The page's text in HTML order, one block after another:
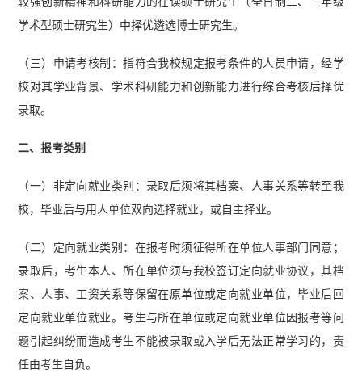
学术型硕士研究生）中择优遴选博士研究生。
（三）申请考核制：指符合我校规定报考条件的人员申请，经学
校对其学业背景、学术科研能力和创新能力进行综合考核后择优
录取。
二、报考类别
（一）非定向就业类别：录取后须将其档案、人事关系等转至我
校，毕业后与用人单位双向选择就业，或自主择业。
（二）定向就业类别：在报考时须征得所在单位人事部门同意；
录取后，考生本人、所在单位须与我校签订定向就业协议，其档
案、人事、工资关系等保留在原单位或定向就业单位，毕业后回
定向就业单位就业。考生与所在单位或定向就业单位因报考等问
题引起纠纷而造成考生不能被录取或入学后无法正常学习的，责
任由考生自负。